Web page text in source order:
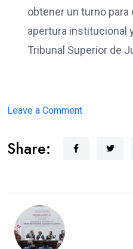
obtener un turno
apertura institucional
Tribunal Superior de
Leave a Commenton
CERCANA
Share: